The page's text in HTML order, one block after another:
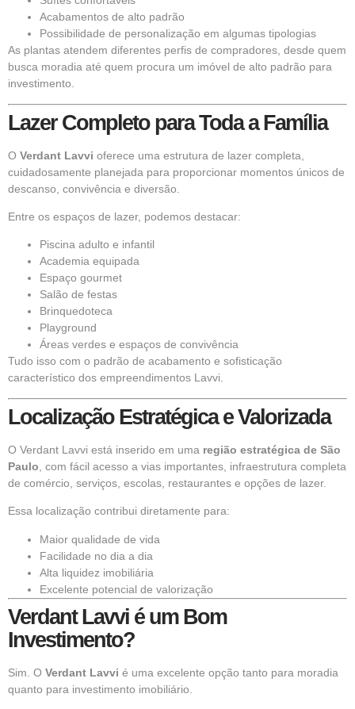
Acabamentos de alto padrão
Possibilidade de personalização em algumas tipologias
As plantas atendem diferentes perfis de compradores, desde quem
busca moradia até quem procura um imóvel de alto padrão para
investimento.
Lazer Completo para Toda a Família
O Verdant Lavvi oferece uma estrutura de lazer completa,
cuidadosamente planejada para proporcionar momentos únicos de
descanso, convivência e diversão.
Entre os espaços de lazer, podemos destacar:
Piscina adulto e infantil
Academia equipada
Espaço gourmet
Salão de festas
Brinquedoteca
Playground
Áreas verdes e espaços de convivência
Tudo isso com o padrão de acabamento e sofisticação
característico dos empreendimentos Lavvi.
Localização Estratégica e Valorizada
O Verdant Lavvi está inserido em uma região estratégica de São
Paulo , com fácil acesso a vias importantes, infraestrutura completa
de comércio, serviços, escolas, restaurantes e opções de lazer.
Essa localização contribui diretamente para:
Maior qualidade de vida
Facilidade no dia a dia
Alta liquidez imobiliária
Excelente potencial de valorização
Verdant Lavvi é um Bom
Investimento?
Sim. O Verdant Lavvi é uma excelente opção tanto para moradia
quanto para investimento imobiliário.